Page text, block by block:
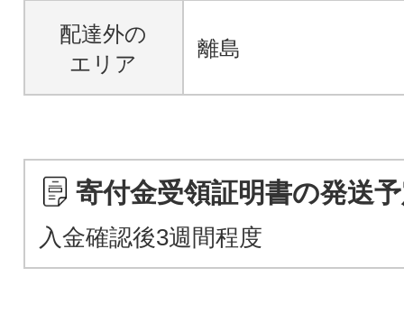
配達外の
エリア
離島
寄付金受領証明書の発送
入金確認後3週間程度